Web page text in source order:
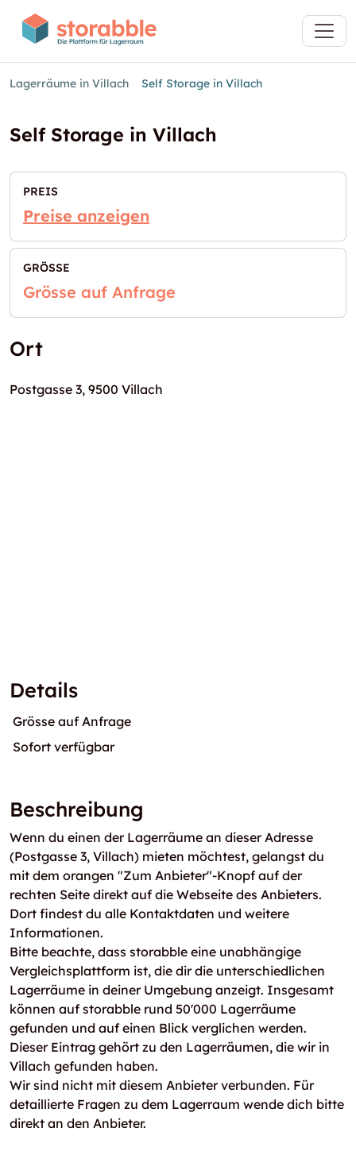
Lagerräume in Villach Self Storage in Villach
Self Storage in Villach
PREIS
Preise anzeigen
GRÖSSE
Grösse auf Anfrage
Ort
Postgasse 3, 9500 Villach
Details
Grösse auf Anfrage
Sofort verfügbar
Beschreibung
Wenn du einen der Lagerräume an dieser Adresse
(Postgasse 3, Villach) mieten möchtest, gelangst du
mit dem orangen "Zum Anbieter"-Knopf auf der
rechten Seite direkt auf die Webseite des Anbieters.
Dort findest du alle Kontaktdaten und weitere
Informationen.
Bitte beachte, dass storabble eine unabhängige
Vergleichsplattform ist, die dir die unterschiedlichen
Lagerräume in deiner Umgebung anzeigt. Insgesamt
können auf storabble rund 50'000 Lagerräume
gefunden und auf einen Blick verglichen werden.
Dieser Eintrag gehört zu den Lagerräumen, die wir in
Villach gefunden haben.
Wir sind nicht mit diesem Anbieter verbunden. Für
detaillierte Fragen zu dem Lagerraum wende dich bitte
direkt an den Anbieter.